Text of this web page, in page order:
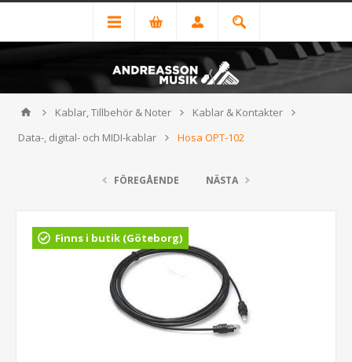
Kablar, Tillbehör & Noter
Kablar & Kontakter
Data-, digital- och MIDI-kablar
Hosa OPT-102
FÖREGÅENDE NÄSTA
Finns i butik (Göteborg)